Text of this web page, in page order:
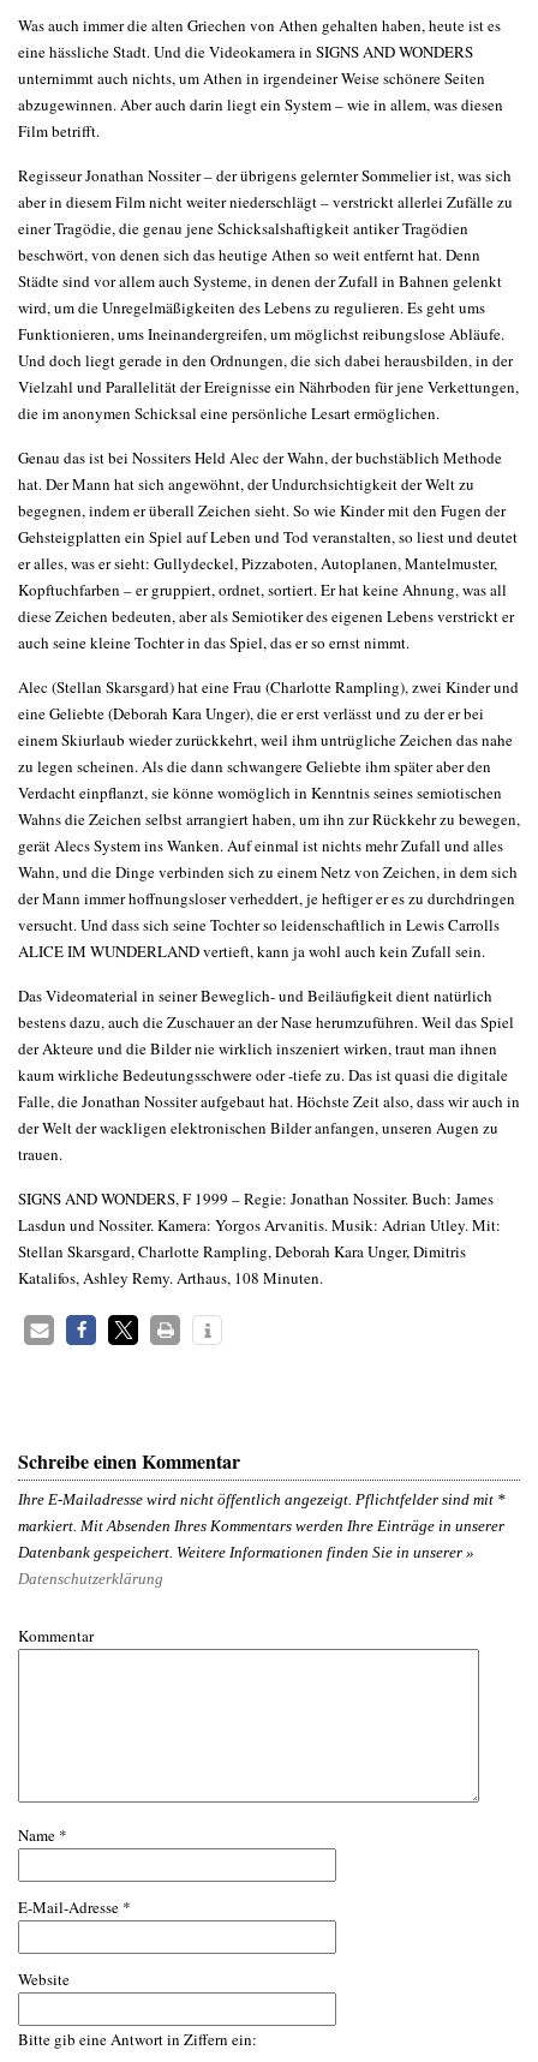
Was auch immer die alten Griechen von Athen gehalten haben, heute ist es
eine hässliche Stadt. Und die Videokamera in SIGNS AND WONDERS
unternimmt auch nichts, um Athen in irgendeiner Weise schönere Seiten
abzugewinnen. Aber auch darin liegt ein System – wie in allem, was diesen
Film betrifft.
Regisseur Jonathan Nossiter – der übrigens gelernter Sommelier ist, was sich
aber in diesem Film nicht weiter niederschlägt – verstrickt allerlei Zufälle zu
einer Tragödie, die genau jene Schicksalshaftigkeit antiker Tragödien
beschwört, von denen sich das heutige Athen so weit entfernt hat. Denn
Städte sind vor allem auch Systeme, in denen der Zufall in Bahnen gelenkt
wird, um die Unregelmäßigkeiten des Lebens zu regulieren. Es geht ums
Funktionieren, ums Ineinandergreifen, um möglichst reibungslose Abläufe.
Und doch liegt gerade in den Ordnungen, die sich dabei herausbilden, in der
Vielzahl und Parallelität der Ereignisse ein Nährboden für jene Verkettungen,
die im anonymen Schicksal eine persönliche Lesart ermöglichen.
Genau das ist bei Nossiters Held Alec der Wahn, der buchstäblich Methode
hat. Der Mann hat sich angewöhnt, der Undurchsichtigkeit der Welt zu
begegnen, indem er überall Zeichen sieht. So wie Kinder mit den Fugen der
Gehsteigplatten ein Spiel auf Leben und Tod veranstalten, so liest und deutet
er alles, was er sieht: Gullydeckel, Pizzaboten, Autoplanen, Mantelmuster,
Kopftuchfarben – er gruppiert, ordnet, sortiert. Er hat keine Ahnung, was all
diese Zeichen bedeuten, aber als Semiotiker des eigenen Lebens verstrickt er
auch seine kleine Tochter in das Spiel, das er so ernst nimmt.
Alec (Stellan Skarsgard) hat eine Frau (Charlotte Rampling), zwei Kinder und
eine Geliebte (Deborah Kara Unger), die er erst verlässt und zu der er bei
einem Skiurlaub wieder zurückkehrt, weil ihm untrügliche Zeichen das nahe
zu legen scheinen. Als die dann schwangere Geliebte ihm später aber den
Verdacht einpflanzt, sie könne womöglich in Kenntnis seines semiotischen
Wahns die Zeichen selbst arrangiert haben, um ihn zur Rückkehr zu bewegen,
gerät Alecs System ins Wanken. Auf einmal ist nichts mehr Zufall und alles
Wahn, und die Dinge verbinden sich zu einem Netz von Zeichen, in dem sich
der Mann immer hoffnungsloser verheddert, je heftiger er es zu durchdringen
versucht. Und dass sich seine Tochter so leidenschaftlich in Lewis Carrolls
ALICE IM WUNDERLAND vertieft, kann ja wohl auch kein Zufall sein.
Das Videomaterial in seiner Beweglich- und Beiläufigkeit dient natürlich
bestens dazu, auch die Zuschauer an der Nase herumzuführen. Weil das Spiel
der Akteure und die Bilder nie wirklich inszeniert wirken, traut man ihnen
kaum wirkliche Bedeutungsschwere oder -tiefe zu. Das ist quasi die digitale
Falle, die Jonathan Nossiter aufgebaut hat. Höchste Zeit also, dass wir auch in
der Welt der wackligen elektronischen Bilder anfangen, unseren Augen zu
trauen.
SIGNS AND WONDERS, F 1999 – Regie: Jonathan Nossiter. Buch: James
Lasdun und Nossiter. Kamera: Yorgos Arvanitis. Musik: Adrian Utley. Mit:
Stellan Skarsgard, Charlotte Rampling, Deborah Kara Unger, Dimitris
Katalifos, Ashley Remy. Arthaus, 108 Minuten.
Schreibe einen Kommentar
Ihre E-Mailadresse wird nicht öffentlich angezeigt. Pflichtfelder sind mit *
markiert. Mit Absenden Ihres Kommentars werden Ihre Einträge in unserer
Datenbank gespeichert. Weitere Informationen finden Sie in unserer »
Datenschutzerklärung
Kommentar
Name *
E-Mail-Adresse *
Website
Bitte gib eine Antwort in Ziffern ein: